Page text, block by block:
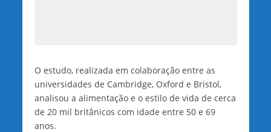
O estudo, realizada em colaboração entre as
universidades de Cambridge, Oxford e Bristol,
analisou a alimentação e o estilo de vida de cerca
de 20 mil britânicos com idade entre 50 e 69
anos.